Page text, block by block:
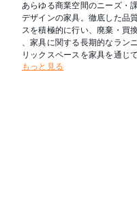
あらゆる商業空間のニーズ・
デザインの家具。徹底した品
スを積極的に行い、廃棄・買
、家具に関する長期的なラン
リックスペースを家具を通じ
もっと見る